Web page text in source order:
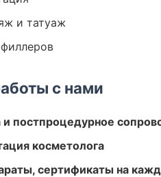
и татуаж
с нами
и постпроцедурное
косметолога
сертификаты на